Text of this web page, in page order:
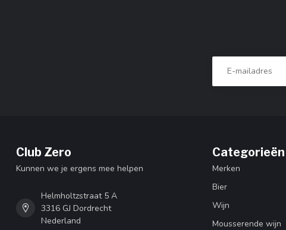
Club Zero
Kunnen we je ergens mee helpen
Helmholtzstraat 5 A
3316 GJ Dordrecht
Nederland
Categorieën
Merken
Bier
Wijn
Mousserende wijn